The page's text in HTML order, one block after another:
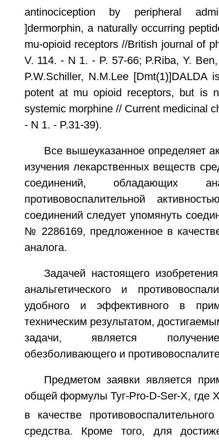
antinociception by peripheral
]dermorphin, a naturally occurring
mu-opioid receptors //British journal of
V. 114. - N 1. - P. 57-66; P.Riba, Y.
P.W.Schiller, N.M.Lee [Dmt(1)]DALDA
potent at mu opioid receptors, but is
systemic morphine // Current medicinal
- N 1. - P.31-39).
Все вышеуказанное определяет
изучения лекарственных веществ
соединений, обладающих
противовоспалительной
соединений следует упомянуть
№ 2286169, предложенное в
аналога.
Задачей настоящего
анальгетического и
удобного и эффективного в
техническим результатом,
задачи, является
обезболивающего и
Предметом заявки является
общей формулы Туг-Pro-D-Ser-X,
в качестве
средства. Кроме того, для